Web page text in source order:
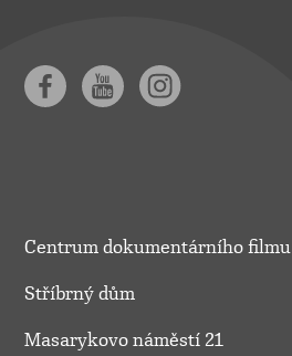
Centrum dokumentárního filmu
Stříbrný dům
Masarykovo náměstí 21